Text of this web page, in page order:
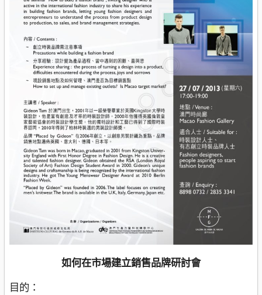
如何在市場建立銷售品牌研討會
目的：